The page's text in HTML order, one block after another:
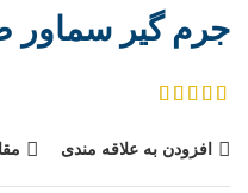
جرم گیر سماور
افزودن به علاقه مندی